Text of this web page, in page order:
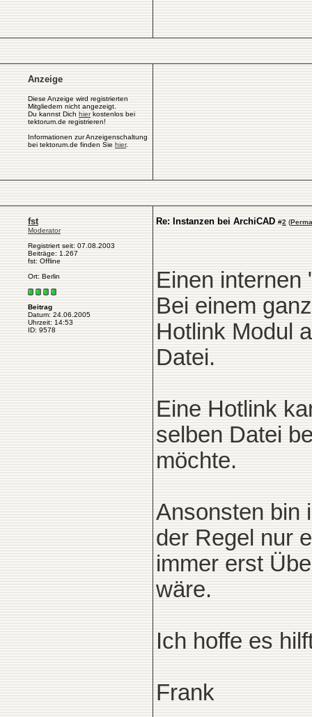
Anzeige
Diese Anzeige wird registrierten
Mitgliedern nicht angezeigt.
Du kannst Dich hierkostenlos bei
tektorum.de registrieren!
Informationen zur Anzeigenschaltung
bei tektorum.de finden Sie hier.
fst
Moderator
Registriert seit: 07.08.2003
Beiträge: 1.267
fst: Offline
Ort: Berlin
Beitrag
Datum: 24.06.2005
Uhrzeit: 14:53
ID: 9578
Re: Instanzen bei ArchiCAD #2 (
Einen internen
Bei einem
Hotlink Modul
Datei.
Eine Hotlink
selben Datei
möchte.
Ansonsten bin
der Regel nur
immer erst
wäre.
Ich hoffe es
Frank